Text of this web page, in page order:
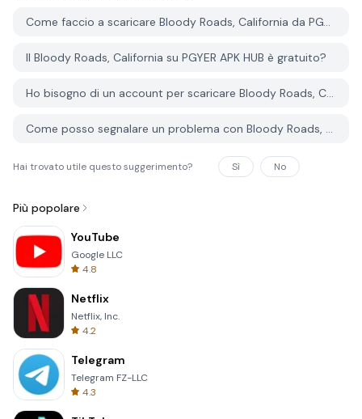
Come faccio a scaricare Bloody Roads, California da PGYER APK HUB?
Il Bloody Roads, California su PGYER APK HUB è gratuito?
Ho bisogno di un account per scaricare Bloody Roads, California da PGYER APK HUB?
Come posso segnalare un problema con Bloody Roads, California su PGYER APK HUB?
Hai trovato utile questo suggerimento? Sì No
Più popolare
YouTube
Google LLC
4.8
Netflix
Netflix, Inc.
4.2
Telegram
Telegram FZ-LLC
4.3